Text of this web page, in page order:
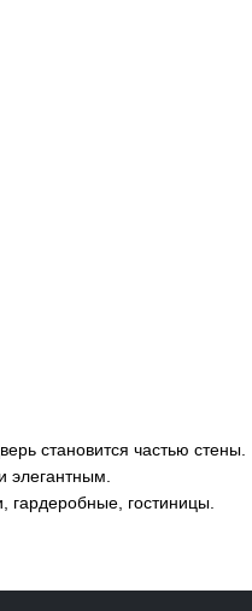
становится частью стены.
элегантным.
гардеробные, гостиницы.